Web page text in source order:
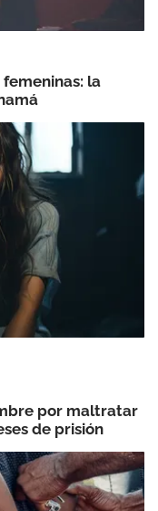
femeninas: la
por maltratar
de prisión